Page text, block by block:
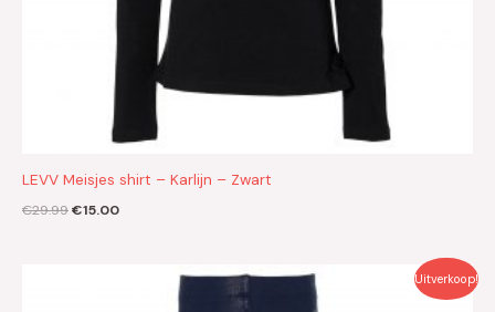
LEVV Meisjes shirt – Karlijn – Zwart
€29.99€15.00
Uitverkoop!